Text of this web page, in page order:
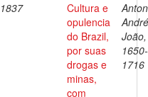
1837
Cultura e
opulencia
do Brazil,
por suas
drogas e
minas,
com
André
João,
1650-
1716